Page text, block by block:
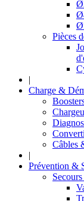
Pièces
|
Charge &
Câbles
|
Prévention &